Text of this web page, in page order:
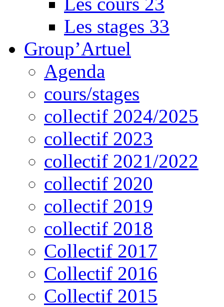
Les stages 33
Group’Artuel
Agenda
cours/stages
collectif 2024/2025
collectif 2023
collectif 2021/2022
collectif 2020
collectif 2019
collectif 2018
Collectif 2017
Collectif 2016
Collectif 2015